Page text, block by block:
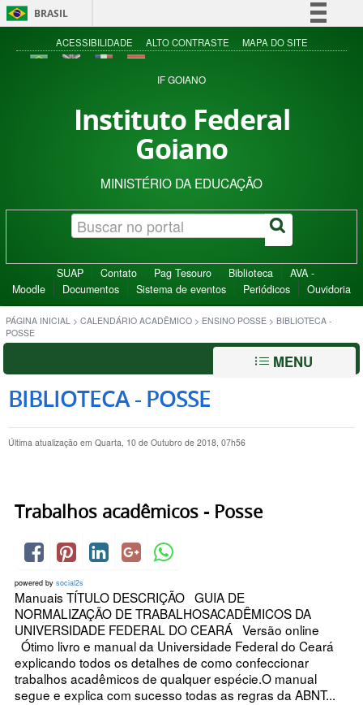
BRASIL
Simplifique!
Acesso à informação
ACESSIBILIDADE ALTO CONTRASTE MAPA DO SITE
IF GOIANO
Instituto Federal
Goiano
MINISTÉRIO DA EDUCAÇÃO
SUAP Contato Pag Tesouro Biblioteca
AVA -
Moodle
Documentos Sistema de eventos Periódicos Ouvidoria
PÁGINA INICIAL > CALENDÁRIO ACADÊMICO > ENSINO POSSE > BIBLIOTECA -
POSSE
MENU
BIBLIOTECA - POSSE
Última atualização em Quarta, 10 de Outubro de 2018, 07h56
Trabalhos acadêmicos - Posse
powered by social2s
Manuais TÍTULO DESCRIÇÃO GUIA DE
NORMALIZAÇÃO DE TRABALHOSACADÊMICOS DA
UNIVERSIDADE FEDERAL DO CEARÁ Versão online
Ótimo livro e manual da Universidade Federal do Ceará
explicando todos os detalhes de como confeccionar
trabalhos acadêmicos de qualquer espécie.O manual
segue e explica com sucesso todas as regras da ABNT...